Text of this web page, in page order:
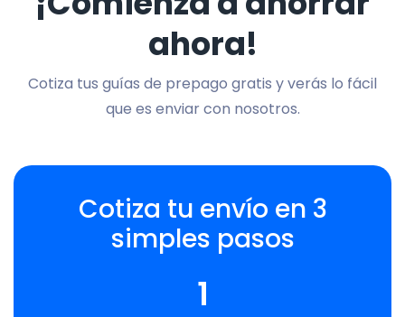
ahora!
Cotiza tus guías de prepago gratis y verás lo fácil
que es enviar con nosotros.
Cotiza tu envío en 3
simples pasos
1